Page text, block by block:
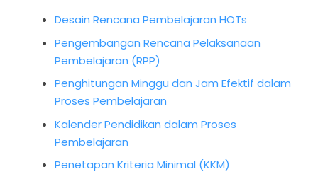
Desain Rencana Pembelajaran HOTs
Pengembangan Rencana Pelaksanaan
Pembelajaran (RPP)
Penghitungan Minggu dan Jam Efektif dalam
Proses Pembelajaran
Kalender Pendidikan dalam Proses
Pembelajaran
Penetapan Kriteria Minimal (KKM)